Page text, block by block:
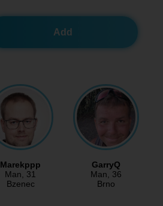
Add
Marekppp
Man, 31
Bzenec
GarryQ
Man, 36
Brno